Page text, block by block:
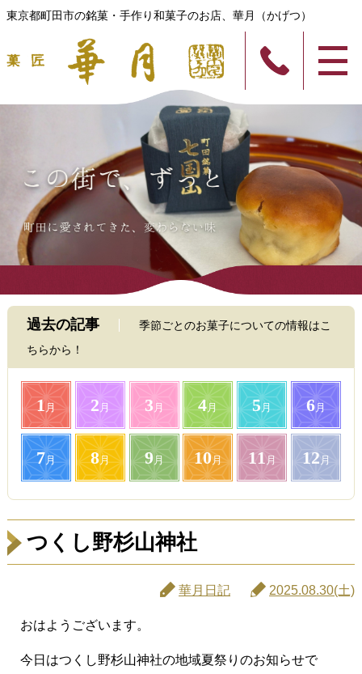
東京都町田市の銘菓・手作り和菓子のお店、華月（かげつ）
過去の記事
季節ごとのお菓子についての情報はこ
ちらから！
1月 2 月 3 月 4月 5月 6月
7月 8月 9月 10月 11 月 12 月
つくし野杉山神社
華月日記 2025.08.30(土)
おはようございます。
今日はつくし野杉山神社の地域夏祭りのお知らせで